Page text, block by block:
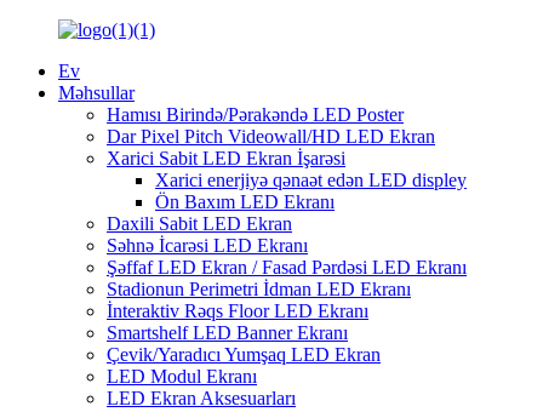
Ev
Məhsullar
Hamısı Birində/Pərakəndə LED Poster
Dar Pixel Pitch Videowall/HD LED Ekran
Xarici Sabit LED Ekran İşarəsi
Xarici enerjiyə qənaət edən LED displey
Ön Baxım LED Ekranı
Daxili Sabit LED Ekran
Səhnə İcarəsi LED Ekranı
Şəffaf LED Ekran / Fasad Pərdəsi LED Ekranı
Stadionun Perimetri İdman LED Ekranı
İnteraktiv Rəqs Floor LED Ekranı
Smartshelf LED Banner Ekranı
Çevik/Yaradıcı Yumşaq LED Ekran
LED Modul Ekranı
LED Ekran Aksesuarları